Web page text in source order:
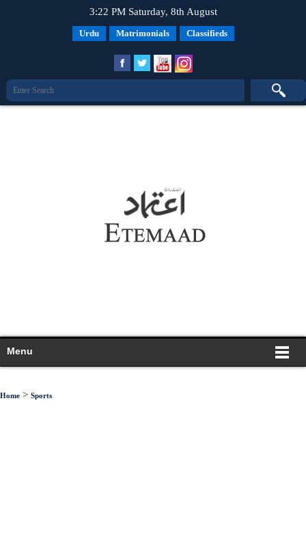
3:22 PM Saturday, 8th August
Urdu Matrimonials Classifieds
Menu
Home > Sports